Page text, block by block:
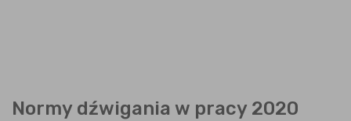
Normy dźwigania w pracy 2020